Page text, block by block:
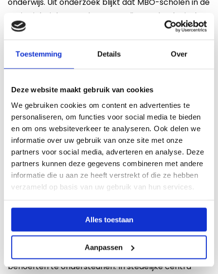
Toestemming Details Over
Deze website maakt gebruik van cookies
We gebruiken cookies om content en advertenties te
personaliseren, om functies voor social media te bieden
en om ons websiteverkeer te analyseren. Ook delen we
informatie over uw gebruik van onze site met onze
partners voor social media, adverteren en analyse. Deze
partners kunnen deze gegevens combineren met andere
informatie die u aan ze heeft verstrekt of die ze hebben
verzameld op basis van uw gebruik van hun services.
Alles toestaan
Aanpassen
regio zich richten op hoogwaardige technologische
opleidingen, met nauwe banden met lokale
scholen in steden als Breda stimuleren
samenwerking en ondernemerschap, met
snel evoluerende arbeidsmarkt.
Onderwijsinnovatie en inclusiviteit
Noord-Brabant legt de nadruk op onderwijsinnovatie
en inclusiviteit. MBO-programma’s zijn gericht op
het leveren van hoogwaardig technologisch
centraal staan. Speciaal Voortgezet Onderwijs in de
regio is gericht op inclusiviteit, met scholen die
innovatieve benaderingen toepassen om de
individuele behoeften van leerlingen met speciale
behoeften te ondersteunen. In stedelijke centra